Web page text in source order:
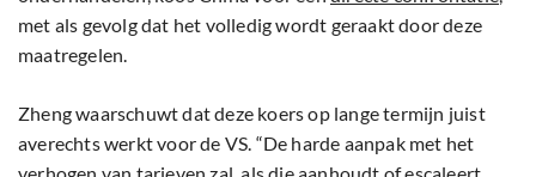
met als gevolg dat het volledig wordt geraakt door deze
maatregelen.
Zheng waarschuwt dat deze koers op lange termijn juist
averechts werkt voor de VS. “De harde aanpak met het